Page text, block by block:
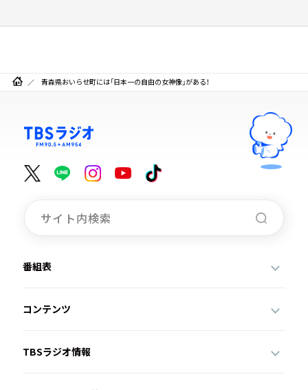
青森県おいらせ町には「日本一の自由の女神像」がある！
番組表
コンテンツ
TBSラジオ情報